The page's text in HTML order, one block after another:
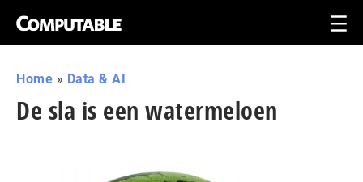
Home » Data & AI
De sla is een watermeloen